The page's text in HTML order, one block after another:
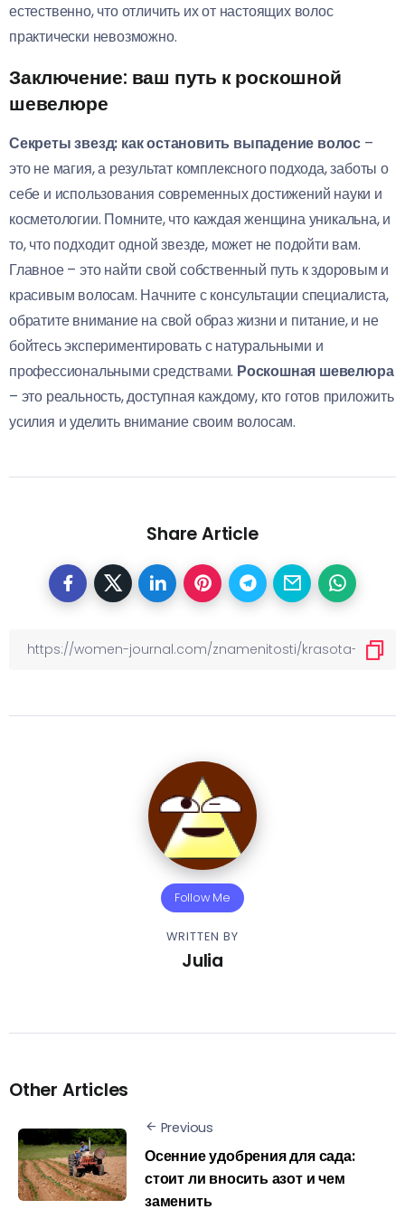
естественно, что отличить их от настоящих волос
практически невозможно.
Заключение: ваш путь к роскошной
шевелюре
Секреты звезд: как остановить выпадение волос –
это не магия, а результат комплексного подхода, заботы о
себе и использования современных достижений науки и
косметологии. Помните, что каждая женщина уникальна, и
то, что подходит одной звезде, может не подойти вам.
Главное – это найти свой собственный путь к здоровым и
красивым волосам. Начните с консультации специалиста,
обратите внимание на свой образ жизни и питание, и не
бойтесь экспериментировать с натуральными и
профессиональными средствами. Роскошная шевелюра
– это реальность, доступная каждому, кто готов приложить
усилия и уделить внимание своим волосам.
Share Article
Follow Me
WRITTEN BY
Julia
Other Articles
Previous
Осенние удобрения для сада:
стоит ли вносить азот и чем
заменить